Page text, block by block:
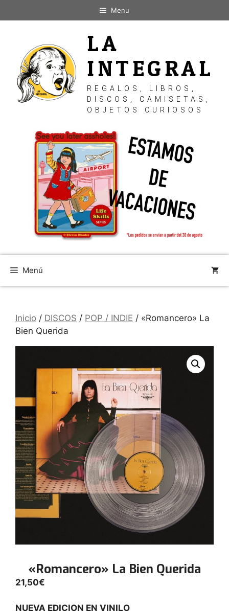
al
Menu
LA
INTEGRAL
REGALOS, LIBROS,
DISCOS, CAMISETAS,
OBJETOS CURIOSOS
Menú
Inicio / DISCOS / POP / INDIE / «Romancero» La
Bien Querida
«Romancero» La Bien Querida
21,50€
NUEVA EDICION EN VINILO